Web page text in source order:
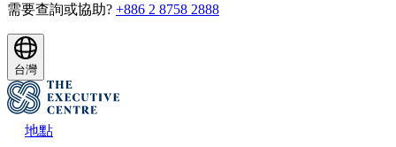
需要查詢或協助? +886 2 8758 2888
台灣
地點